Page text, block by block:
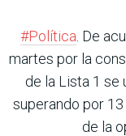
#Política . De
martes por la
de la Lista 1 se
superando por
de la